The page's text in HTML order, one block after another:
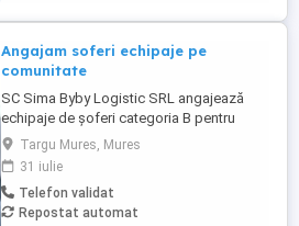
Angajam soferi echipaje pe
comunitate
SC Sima Byby Logistic SRL angajează
echipaje de șoferi categoria B pentru
transport internațional (comunitate)!
Căutăm echipaje formate din 2 șoferi,
posesori ai permisului categoria B, pentru
transport internațional de marfă. Oferim:
Salariu între 1.800 și 2.200 Program: 2 luni
Targu Mures, Mures
31 iulie
Telefon validat
Repostat automat